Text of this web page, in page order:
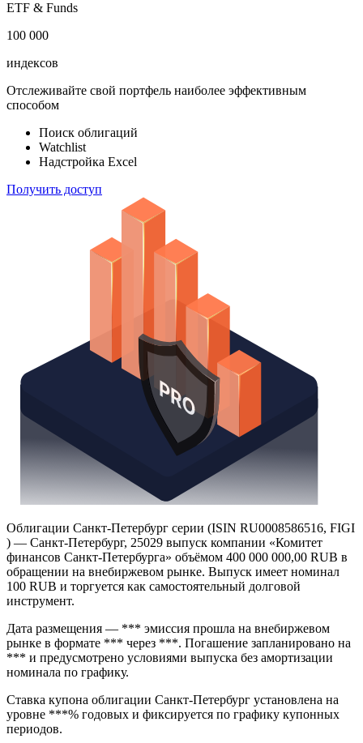
ETF & Funds
100 000
индексов
Отслеживайте свой портфель наиболее эффективным
способом
Поиск облигаций
Watchlist
Надстройка Excel
Получить доступ
Облигации Санкт-Петербург серии (ISIN RU0008586516, FIGI
) — Санкт-Петербург, 25029 выпуск компании «Комитет
финансов Санкт-Петербурга» объёмом 400 000 000,00 RUB в
обращении на внебиржевом рынке. Выпуск имеет номинал
100 RUB и торгуется как самостоятельный долговой
инструмент.
Дата размещения — *** эмиссия прошла на внебиржевом
рынке в формате *** через ***. Погашение запланировано на
*** и предусмотрено условиями выпуска без амортизации
номинала по графику.
Ставка купона облигации Санкт-Петербург установлена на
уровне ***% годовых и фиксируется по графику купонных
периодов.